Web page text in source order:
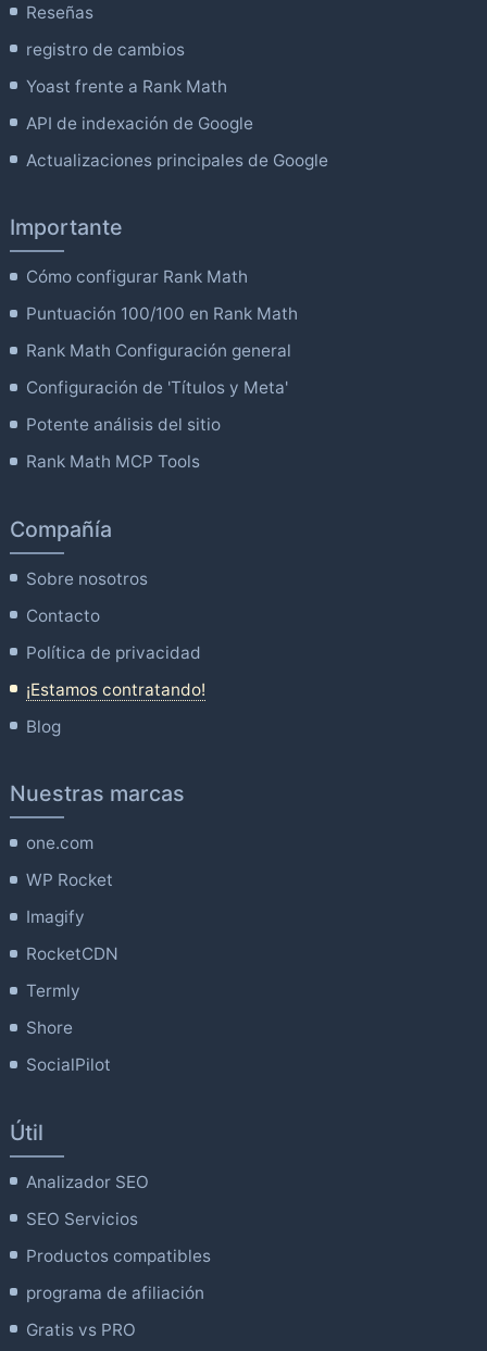
Reseñas
registro de cambios
Yoast frente a Rank Math
API de indexación de Google
Actualizaciones principales de Google
Importante
Cómo configurar Rank Math
Puntuación 100/100 en Rank Math
Rank Math Configuración general
Configuración de 'Títulos y Meta'
Potente análisis del sitio
Rank Math MCP Tools
Compañía
Sobre nosotros
Contacto
Política de privacidad
¡Estamos contratando!
Blog
Nuestras marcas
one.com
WP Rocket
Imagify
RocketCDN
Termly
Shore
SocialPilot
Útil
Analizador SEO
SEO Servicios
Productos compatibles
programa de afiliación
Gratis vs PRO